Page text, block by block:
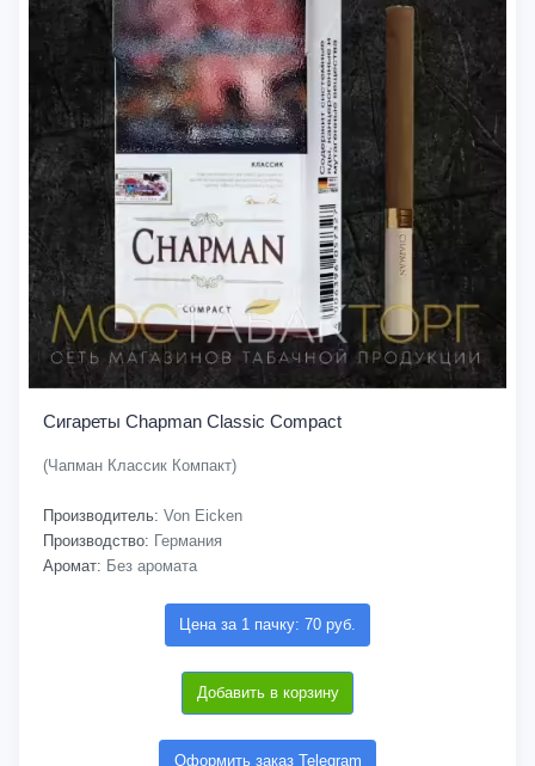
Сигареты Chapman Classic Compact
(Чапман Классик Компакт)
Производитель: Von Eicken
Производство: Германия
Аромат: Без аромата
Цена за 1 пачку: 70 руб.
Добавить в корзину
Оформить заказ Telegram